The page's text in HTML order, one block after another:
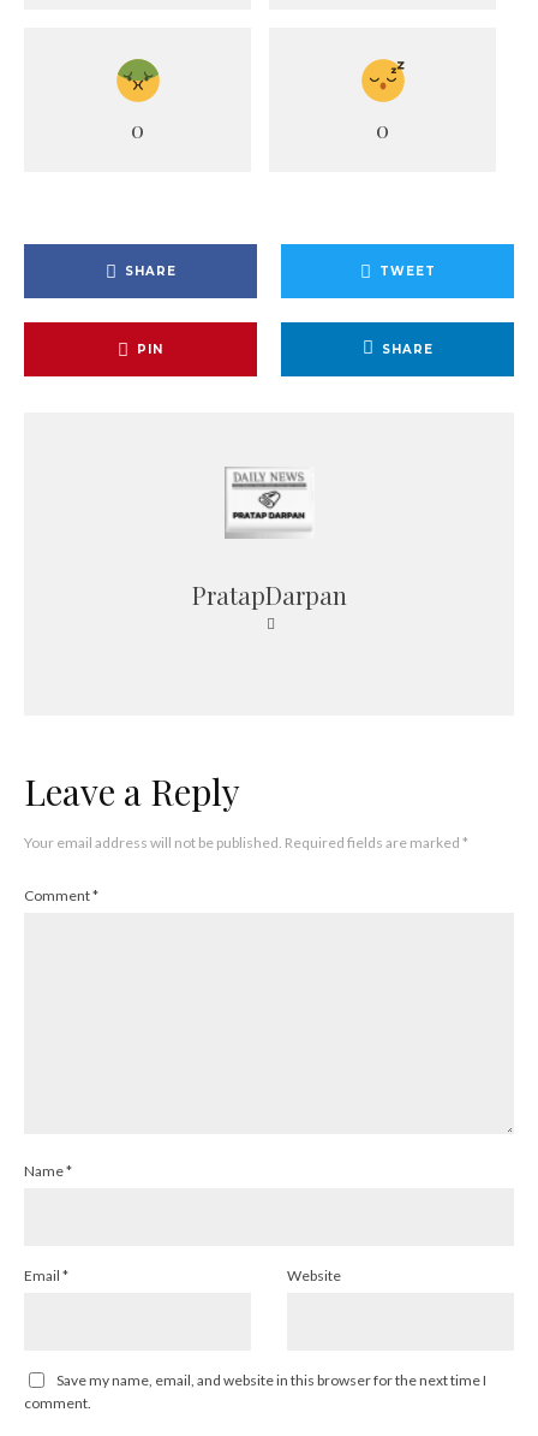
0 0
SHARE TWEET
PIN SHARE
PratapDarpan
Leave a Reply
Your email address will not be published. Required fields are marked *
Comment*
Name*
Email * Website
Save my name, email, and website in this browser for the next time I
comment.